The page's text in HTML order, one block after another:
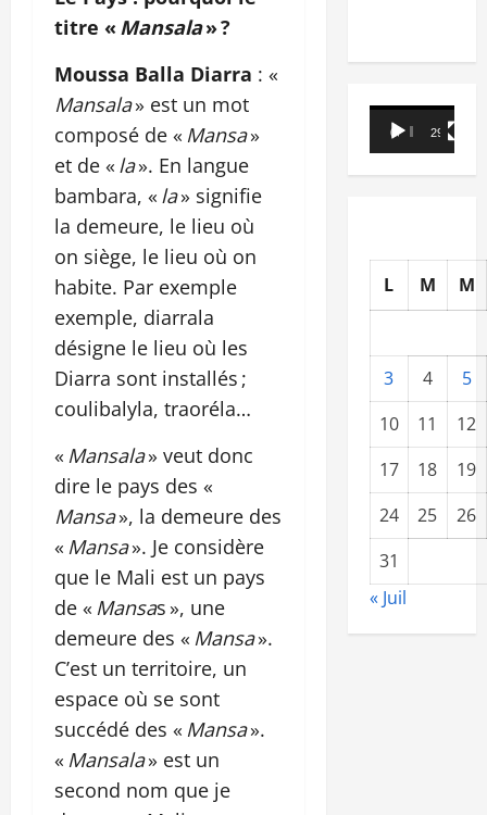
titre « Mansala» ?
Moussa Balla Diarra : «
Mansala» est un mot
composé de « Mansa»
et de « la». En langue
bambara, « la» signifie
la demeure, le lieu où
on siège, le lieu où on
habite. Par exemple
exemple, diarrala
désigne le lieu où les
Diarra sont installés ;
coulibalyla, traoréla…
« Mansala» veut donc
dire le pays des «
Mansa», la demeure des
« Mansa». Je considère
que le Mali est un pays
de « Mansas », une
demeure des « Mansa».
C’est un territoire, un
espace où se sont
succédé des « Mansa».
« Mansala» est un
second nom que je
Lecteur
vidéo
00:00 29:21
L M M
3 4
5
10
11
12
17
18
19
24
25
26
31
« Juil